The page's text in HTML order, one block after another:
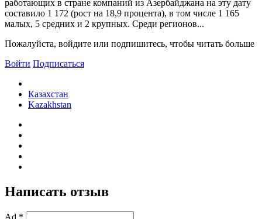
работающих в стране компаний из Азербайджана на эту дату
составило 1 172 (рост на 18,9 процента), в том числе 1 165
малых, 5 средних и 2 крупных. Среди регионов...
Пожалуйста, войдите или подпишитесь, чтобы читать больше
Войти Подписаться
Казахстан
Kazakhstan
Написать отзыв
Ad *